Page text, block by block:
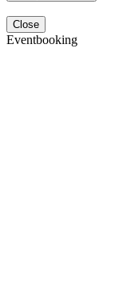
Close
Eventbooking